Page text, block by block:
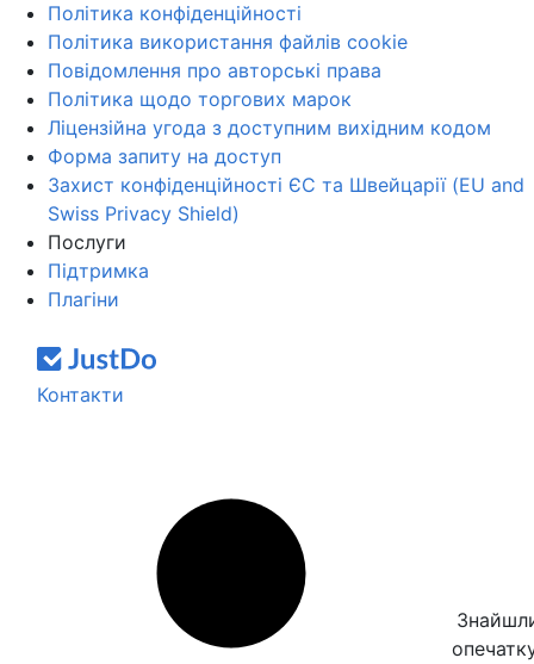
Політика конфіденційності
Політика використання файлів cookie
Повідомлення про авторські права
Політика щодо торгових марок
Ліцензійна угода з доступним вихідним кодом
Форма запиту на доступ
Захист конфіденційності ЄС та Швейцарії (EU and
Swiss Privacy Shield)
Послуги
Підтримка
Плагіни
Контакти